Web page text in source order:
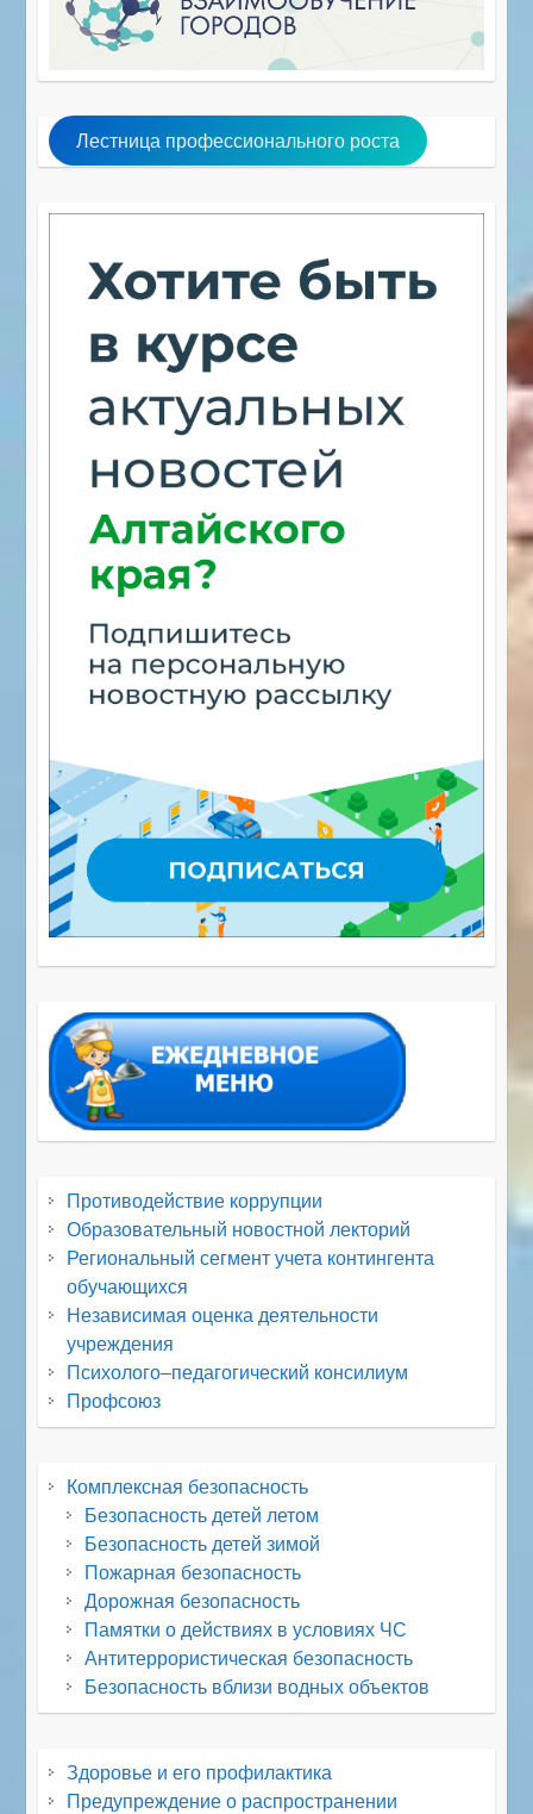
Лестница профессионального роста
Противодействие коррупции
Образовательный новостной лекторий
Региональный сегмент учета контингента
обучающихся
Независимая оценка деятельности
учреждения
Психолого–педагогический консилиум
Профсоюз
Комплексная безопасность
Безопасность детей летом
Безопасность детей зимой
Пожарная безопасность
Дорожная безопасность
Памятки о действиях в условиях ЧС
Антитеррористическая безопасность
Безопасность вблизи водных объектов
Здоровье и его профилактика
Предупреждение о распространении